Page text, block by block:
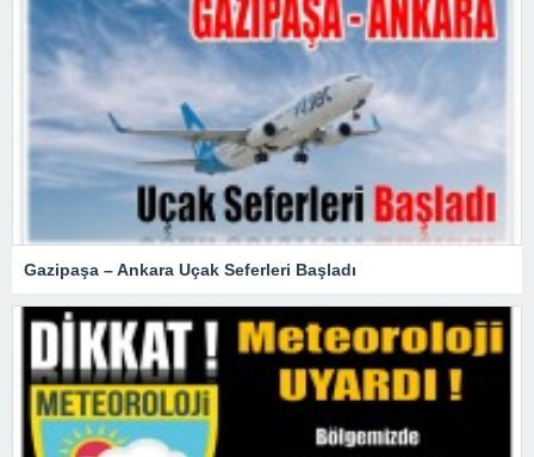
Gazipaşa – Ankara Uçak Seferleri Başladı